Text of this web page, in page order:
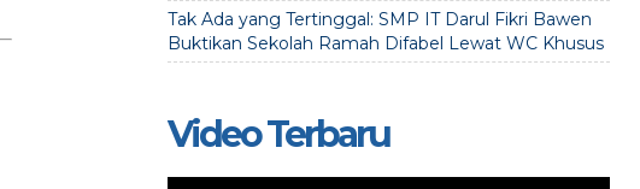
Tak Ada yang Tertinggal: SMP IT Darul Fikri Bawen
Buktikan Sekolah Ramah Difabel Lewat WC Khusus
Video Terbaru